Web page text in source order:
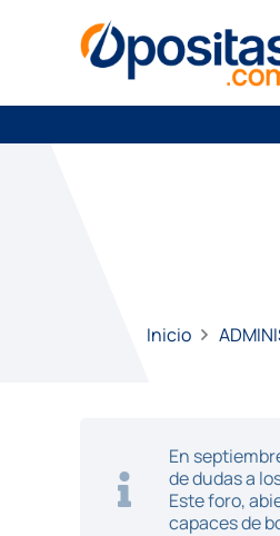
Inicio
En
de dudas a
Este foro,
capaces de